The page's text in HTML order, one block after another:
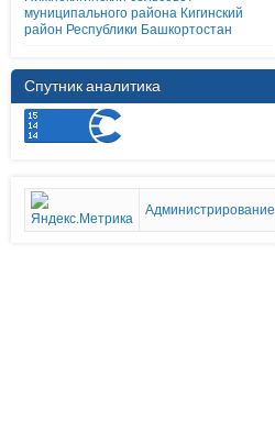
муниципального района Кигинский
район Республики Башкортостан
Спутник аналитика
Администрирование